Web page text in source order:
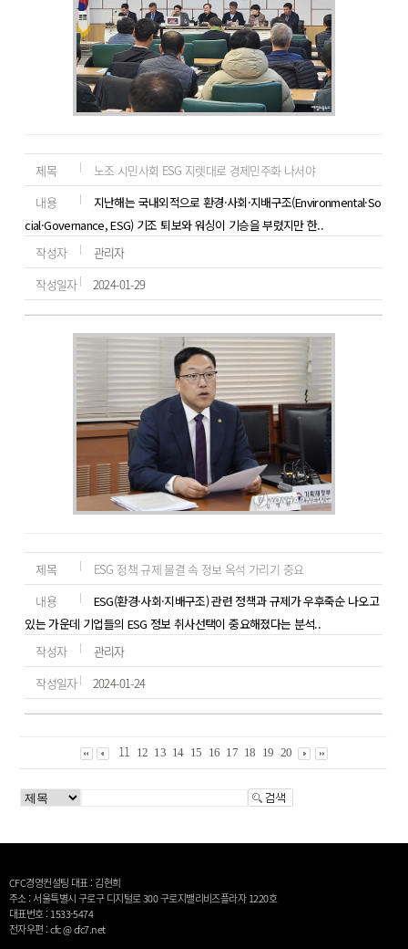
제목
노조 시민사회 ESG 지렛대로 경제민주화 나서야
내용
지난해는 국내외적으로 환경·사회·지배구조(Environmental·So
cial·Governance, ESG) 기조 퇴보와 워싱이 기승을 부렸지만 한..
작성자
관리자
작성일자
2024-01-29
제목
ESG 정책 규제 물결 속 정보 옥석 가리기 중요
내용
ESG(환경·사회·지배구조) 관련 정책과 규제가 우후죽순 나오고
있는 가운데 기업들의 ESG 정보 취사선택이 중요해졌다는 분석..
작성자
관리자
작성일자
2024-01-24
11 12 13 14 15 16 17 18 19 20
CFC경영컨설팅 대표 : 김현희
주소 : 서울특별시 구로구 디지털로 300 구로지밸리비즈플라자 1220호
대표번호 : 1533-5474
전자우편 : cfc @ cfc7.net